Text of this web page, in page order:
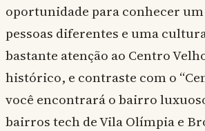
oportunidade para conhecer
pessoas diferentes e uma
bastante atenção ao Centro
histórico, e contraste com o
você encontrará o bairro
bairros tech de Vila Olímpia e